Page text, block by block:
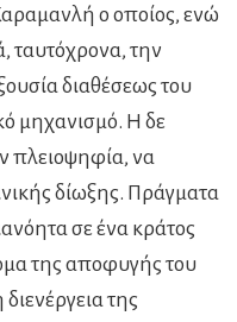
ο οποίος, ενώ
ταυτόχρονα, την
διαθέσεως του
μηχανισμό. Η δε
πλειοψηφία, να
δίωξης. Πράγματα
σε ένα κράτος
της αποφυγής του
της